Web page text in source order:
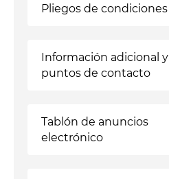
Pliegos de condiciones
Información adicional y
puntos de contacto
Tablón de anuncios
electrónico